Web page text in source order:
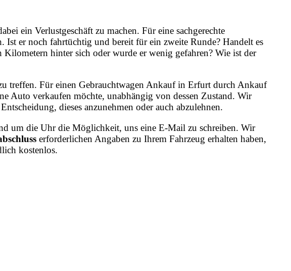
ein Verlustgeschäft zu machen. Für eine sachgerechte
er noch fahrtüchtig und bereit für ein zweite Runde? Handelt es
hinter sich oder wurde er wenig gefahren? Wie ist der
treffen. Für einen Gebrauchtwagen Ankauf in Erfurt durch Ankauf
Auto verkaufen möchte, unabhängig von dessen Zustand. Wir
dieses anzunehmen oder auch abzulehnen.
um die Uhr die Möglichkeit, uns eine E-Mail zu schreiben. Wir
erforderlichen Angaben zu Ihrem Fahrzeug erhalten haben,
kostenlos.